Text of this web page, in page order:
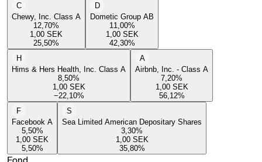
C
Chewy, Inc. Class A
12,70%
1,00 SEK
25,50%
D
Dometic Group AB
11,00%
1,00 SEK
42,30%
H
Hims & Hers Health, Inc. Class A
8,50%
1,00 SEK
−22,10%
A
Airbnb, Inc. - Class A
7,20%
1,00 SEK
56,12%
F
Facebook A
5,50%
1,00 SEK
5,50%
S
Sea Limited American Depositary Shares
3,30%
1,00 SEK
35,80%